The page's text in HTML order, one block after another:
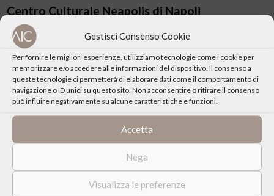
Gestisci Consenso Cookie
Per fornire le migliori esperienze, utilizziamo tecnologie come i cookie per
memorizzare e/o accedere alle informazioni del dispositivo. Il consenso a
queste tecnologie ci permetterà di elaborare dati come il comportamento di
navigazione o ID unici su questo sito. Non acconsentire o ritirare il consenso
può influire negativamente su alcune caratteristiche e funzioni.
Accetta
Nega
Visualizza le preferenze
Centro Culturale Neapolis di Napoli
via Duomo 266
80100 Napoli
Pagina Facebook
Centri Associati